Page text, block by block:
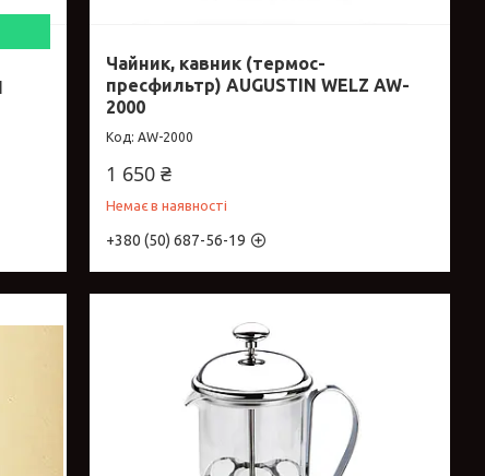
Чайник, кавник (термос-
пресфильтр) AUGUSTIN WELZ AW-
2000
AW-2000
1 650 ₴
Немає в наявності
+380 (50) 687-56-19